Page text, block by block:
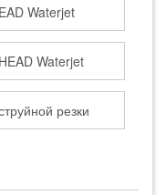
Waterjet
Waterjet
резки